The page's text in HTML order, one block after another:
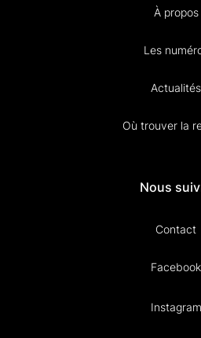
À propos
Les
Actualités
Où trouver la
Nous
Contact
Facebook
Instagram